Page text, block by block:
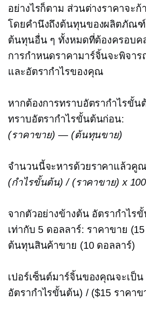
อย่างไรก็ตาม ส่วนต่างราคาจะ
โดยคำนึงถึงต้นทุนของผลิตภัณ
ต้นทุนอื่น ๆ ทั้งหมดที่ต้องครอบค
การกำหนดราคามาร์จิ้นจะพิจา
และอัตรากำไรของคุณ
หากต้องการทราบอัตรากำไรขั้
ทราบอัตรากำไรขั้นต้นก่อน:
(ราคาขาย) — (ต้นทุนขาย)
จำนวนนี้จะหารด้วยราคาแล้วคู
(กำไรขั้นต้น) / (ราคาขาย) x 100
จากตัวอย่างข้างต้น อัตรากำไร
เท่ากับ 5 ดอลลาร์: ราคาขาย
ต้นทุนสินค้าขาย (10 ดอลลาร์)
เปอร์เซ็นต์มาร์จิ้นของคุณจะเป็น
อัตรากำไรขั้นต้น) / ($15 ราคาข